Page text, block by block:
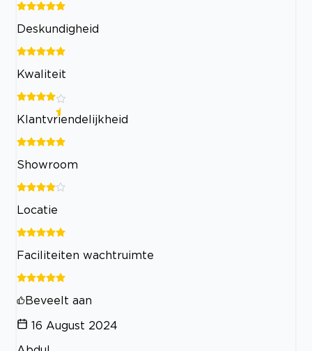
Deskundigheid
Kwaliteit
Klantvriendelijkheid
Showroom
Locatie
Faciliteiten wachtruimte
Beveelt aan
16 August 2024